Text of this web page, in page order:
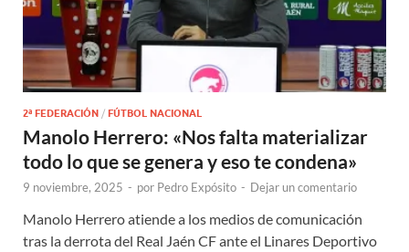
2ª FEDERACIÓN / FÚTBOL NACIONAL
Manolo Herrero: «Nos falta materializar
todo lo que se genera y eso te condena»
9 noviembre, 2025 - por Pedro Expósito - Dejar un comentario
Manolo Herrero atiende a los medios de comunicación
tras la derrota del Real Jaén CF ante el Linares Deportivo